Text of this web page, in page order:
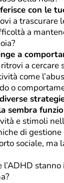
con le
a trascurare
a
a
a cercare
come
o
sembra
e stimoli
di
sociale, ma
l’ADHD